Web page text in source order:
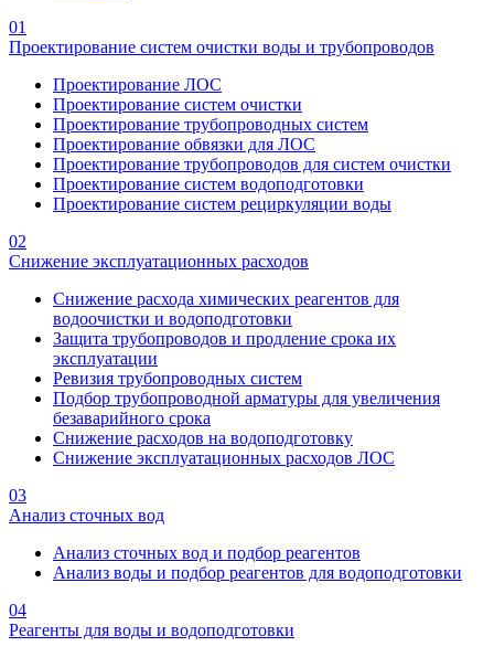
01
Проектирование систем очистки воды и трубопроводов
Проектирование ЛОС
Проектирование систем очистки
Проектирование трубопроводных систем
Проектирование обвязки для ЛОС
Проектирование трубопроводов для систем очистки
Проектирование систем водоподготовки
Проектирование систем рециркуляции воды
02
Снижение эксплуатационных расходов
Снижение расхода химических реагентов для
водоочистки и водоподготовки
Защита трубопроводов и продление срока их
эксплуатации
Ревизия трубопроводных систем
Подбор трубопроводной арматуры для увеличения
безаварийного срока
Снижение расходов на водоподготовку
Снижение эксплуатационных расходов ЛОС
03
Анализ сточных вод
Анализ сточных вод и подбор реагентов
Анализ воды и подбор реагентов для водоподготовки
04
Реагенты для воды и водоподготовки